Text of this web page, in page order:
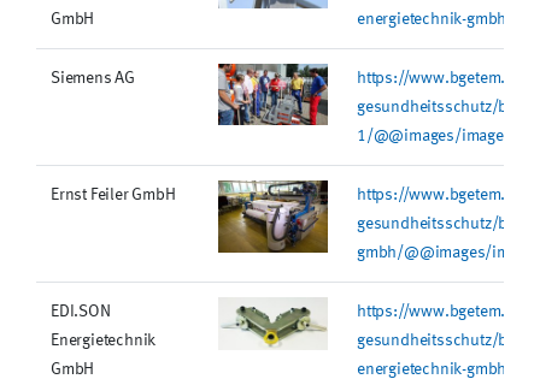
GmbH
energietechnik-gmbh-1/
Siemens AG
https://www.bgetem.de/
gesundheitsschutz/
1/@@images/image/
Ernst Feiler GmbH
https://www.bgetem.de/
gesundheitsschutz/
gmbh/@@images/
EDI.SON
Energietechnik
GmbH
https://www.bgetem.de/
gesundheitsschutz/
energietechnik-gmbh/